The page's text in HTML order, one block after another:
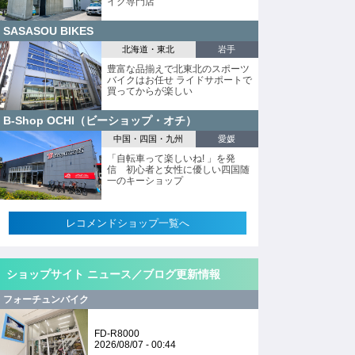
SASASOU BIKES
北海道・東北 岩手
豊富な品揃えで北東北のスポーツ
バイクはお任せ ライドサポートで
買ってからが楽しい
B-Shop OCHI（ビーショップ・オチ）
中国・四国・九州 愛媛
「自転車って楽しいね! 」を発
信 初心者と女性に優しい四国随
一のキーショップ
レコメンドショップ一覧へ
ショップサイト ニュース／ブログ更新情報
フォーチュンバイク
FD-R8000
2026/08/07 - 00:44